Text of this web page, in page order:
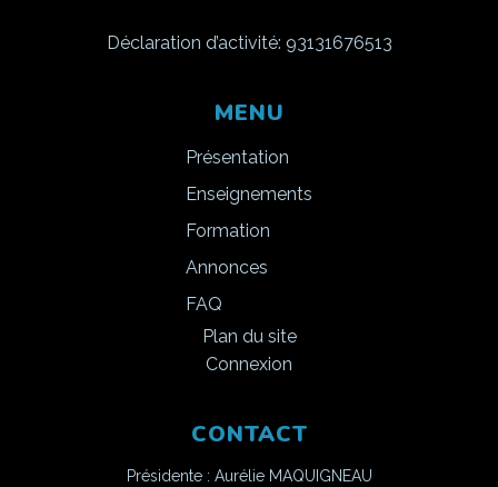
Déclaration d’activité: 93131676513
MENU
Présentation
Enseignements
Formation
Annonces
FAQ
Plan du site
Connexion
CONTACT
Présidente : Aurélie MAQUIGNEAU